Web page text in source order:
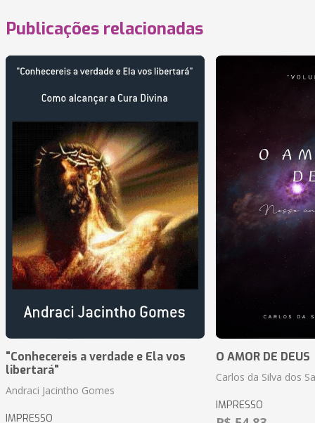
Publicações relacionadas
"Conhecereis a verdade e Ela vos
libertará"
Andraci Jacintho Gomes
IMPRESSO
O AMOR DE DEUS
Carlos da Silva dos
IMPRESSO